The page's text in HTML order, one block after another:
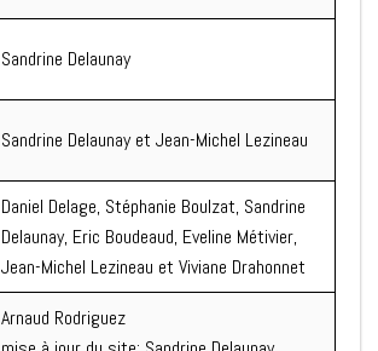
Sandrine Delaunay
Sandrine Delaunay et Jean-Michel Lezineau
Daniel Delage, Stéphanie Boulzat, Sandrine
Delaunay, Eric Boudeaud, Eveline Métivier,
Jean-Michel Lezineau et Viviane Drahonnet
Arnaud Rodriguez